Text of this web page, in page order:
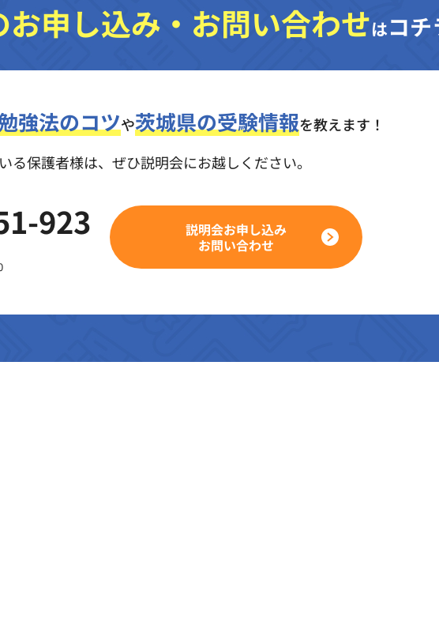
申し込み・ お問い合わせはコチ
強法のコツや茨城県の受験情報を教えます！
る保護者様は、 ぜひ説明会にお越しください。
923
説明会お申し込み
お問い合わせ